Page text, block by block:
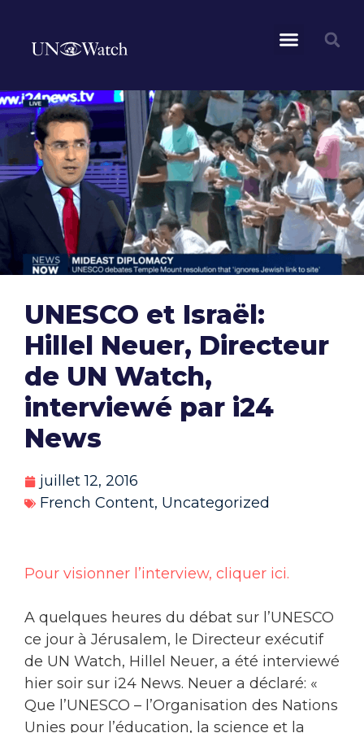
UNESCO et Israël:
Hillel Neuer, Directeur
de UN Watch,
interviewé par i24
News
juillet 12, 2016
French Content, Uncategorized
Pour visionner l’interview, cliquer ici.
A quelques heures du débat sur l’UNESCO
ce jour à Jérusalem, le Directeur exécutif
de UN Watch, Hillel Neuer, a été interviewé
hier soir sur i24 News. Neuer a déclaré: «
Que l’UNESCO – l’Organisation des Nations
Unies pour l’éducation, la science et la